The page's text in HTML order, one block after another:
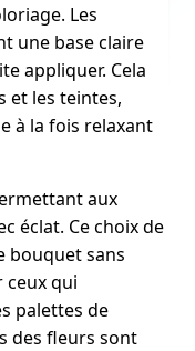
Les
une base claire
appliquer. Cela
et les teintes,
à la fois relaxant
aux
éclat. Ce choix de
bouquet sans
ceux qui
palettes de
des fleurs sont